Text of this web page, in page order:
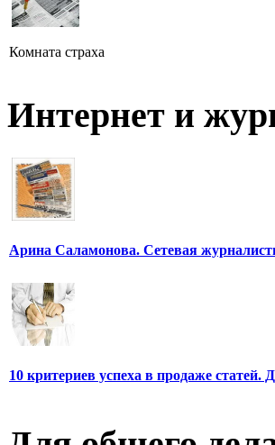
Комната страха
Интернет и
Арина Саламонова. Сетевая
10 критериев успеха в продаже статей.